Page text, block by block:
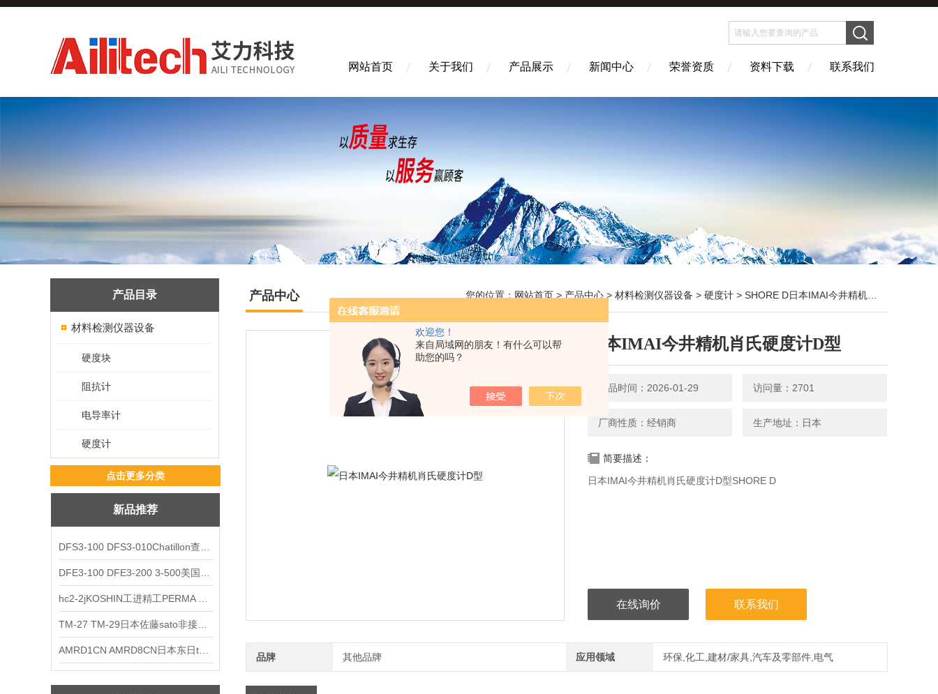
欢迎您！
来自局域网的朋友！有什么可以帮
助您的吗？
网站首页 关于我们 产品展示 新闻中心 荣誉资质 资料下载 联系我们
产品目录
材料检测仪器设备
硬度块
阻抗计
电导率计
硬度计
点击更多分类
新品推荐
产品中心 您的位置： 网站首页 > 产品中心 > 材料检测仪器设备 > 硬度计 > SHORE D日本IMAI今井精机肖氏硬度计D型
日本IMAI今井精机肖氏硬度计D型
产品时间：2026-01-29 访问量：2701
厂商性质：经销商 生产地址：日本
简要描述：
日本IMAI今井精机肖氏硬度计D型SHORE D
在线询价 联系我们
品牌 其他品牌 应用领域 环保,化工,建材/家具,汽车及零部件,电气